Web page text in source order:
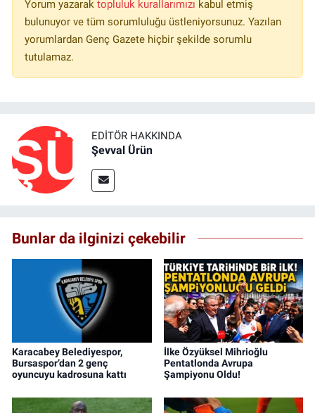
Yorum yazarak topluluk kurallarımızı kabul etmiş
bulunuyor ve tüm sorumluluğu üstleniyorsunuz. Yazılan
yorumlardan Genç Gazete hiçbir şekilde sorumlu
tutulamaz.
EDITÖR HAKKINDA
Şevval Ürün
Bunlar da ilginizi çekebilir
Karacabey Belediyespor,
Bursaspor’dan 2 genç
oyuncuyu kadrosuna kattı
İlke Özyüksel Mihrioğlu
Pentatlonda Avrupa
Şampiyonu Oldu!